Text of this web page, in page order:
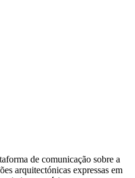
de comunicação sobre a
arquitectónicas expressas em